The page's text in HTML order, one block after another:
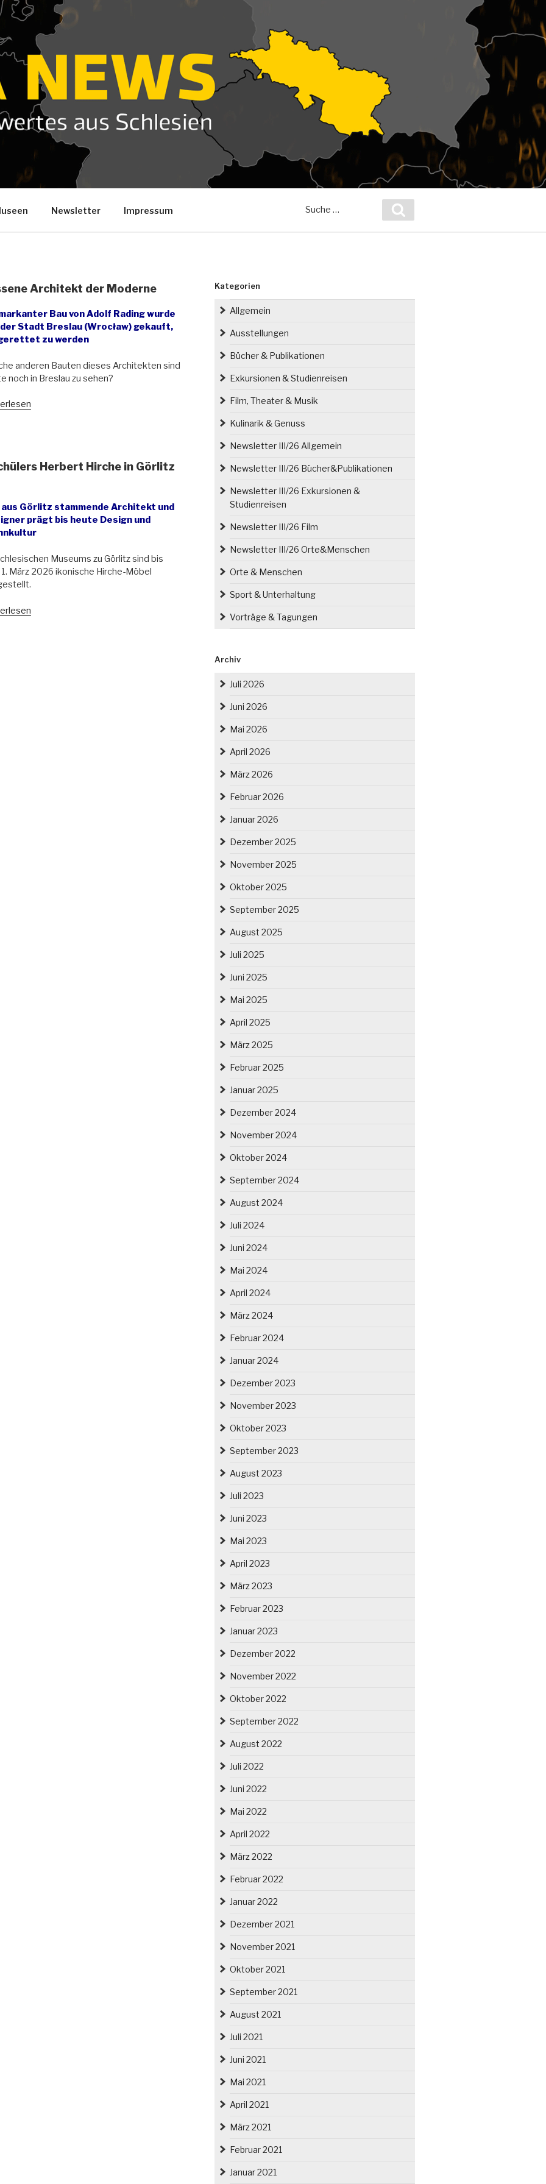
Newsletter Impressum
nach:
Architekt der Moderne
Bau von Adolf Rading wurde
Stadt Breslau (Wrocław) gekauft,
zu werden
anderen Bauten dieses Architekten sind
noch in Breslau zu sehen?
Herbert Hirche in Görlitz
aus Görlitz stammende Architekt und
prägt bis heute Design und
Museums zu Görlitz sind bis
März 2026 ikonische Hirche-Möbel
Kategorien
Allgemein
Ausstellungen
Bücher & Publikationen
Exkursionen & Studienreisen
Film, Theater & Musik
Kulinarik & Genuss
Newsletter III/26 Allgemein
Newsletter III/26 Bücher&Publikationen
Newsletter III/26 Exkursionen &
Studienreisen
Newsletter III/26 Film
Newsletter III/26 Orte&Menschen
Orte & Menschen
Sport & Unterhaltung
Vorträge & Tagungen
Archiv
Juli 2026
Juni 2026
Mai 2026
April 2026
März 2026
Februar 2026
Januar 2026
Dezember 2025
November 2025
Oktober 2025
September 2025
August 2025
Juli 2025
Juni 2025
Mai 2025
April 2025
März 2025
Februar 2025
Januar 2025
Dezember 2024
November 2024
Oktober 2024
September 2024
August 2024
Juli 2024
Juni 2024
Mai 2024
April 2024
März 2024
Februar 2024
Januar 2024
Dezember 2023
November 2023
Oktober 2023
September 2023
August 2023
Juli 2023
Juni 2023
Mai 2023
April 2023
März 2023
Februar 2023
Januar 2023
Dezember 2022
November 2022
Oktober 2022
September 2022
August 2022
Juli 2022
Juni 2022
Mai 2022
April 2022
März 2022
Februar 2022
Januar 2022
Dezember 2021
November 2021
Oktober 2021
September 2021
August 2021
Juli 2021
Juni 2021
Mai 2021
April 2021
März 2021
Februar 2021
Januar 2021